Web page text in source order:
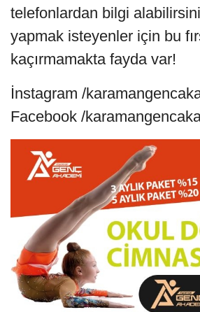
telefonlardan bilgi
yapmak isteyenler için bu
kaçırmamakta fayda var!
İnstagram /
Facebook /